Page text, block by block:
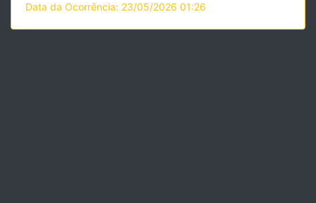
Data da Ocorrência: 23/05/2026 01:26